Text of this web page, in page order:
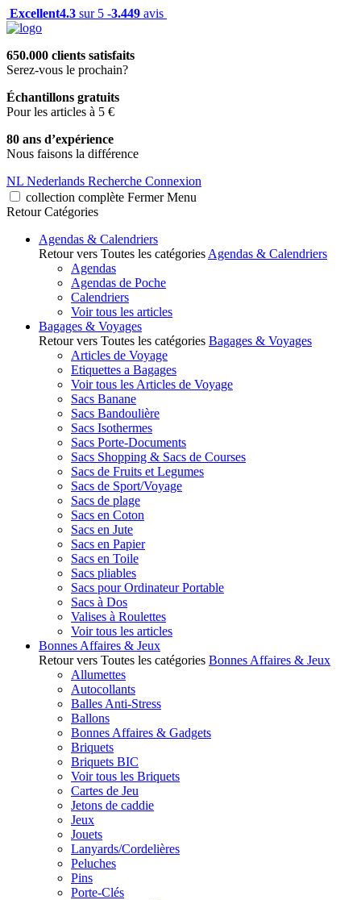
Excellent4.3 sur 5 -3.449 avis
650.000 clients satisfaits
Serez-vous le prochain?
Échantillons gratuits
Pour les articles à 5 €
80 ans d’expérience
Nous faisons la différence
NL Nederlands Recherche Connexion
collection complète Fermer Menu
Retour Catégories
Agendas & Calendriers
Retour vers Toutes les catégories Agendas & Calendriers
Agendas
Agendas de Poche
Calendriers
Voir tous les articles
Bagages & Voyages
Retour vers Toutes les catégories Bagages & Voyages
Articles de Voyage
Etiquettes a Bagages
Voir tous les Articles de Voyage
Sacs Banane
Sacs Bandoulière
Sacs Isothermes
Sacs Porte-Documents
Sacs Shopping & Sacs de Courses
Sacs de Fruits et Legumes
Sacs de Sport/Voyage
Sacs de plage
Sacs en Coton
Sacs en Jute
Sacs en Papier
Sacs en Toile
Sacs pliables
Sacs pour Ordinateur Portable
Sacs à Dos
Valises à Roulettes
Voir tous les articles
Bonnes Affaires & Jeux
Retour vers Toutes les catégories Bonnes Affaires & Jeux
Allumettes
Autocollants
Balles Anti-Stress
Ballons
Bonnes Affaires & Gadgets
Briquets
Briquets BIC
Voir tous les Briquets
Cartes de Jeu
Jetons de caddie
Jeux
Jouets
Lanyards/Cordelières
Peluches
Pins
Porte-Clés